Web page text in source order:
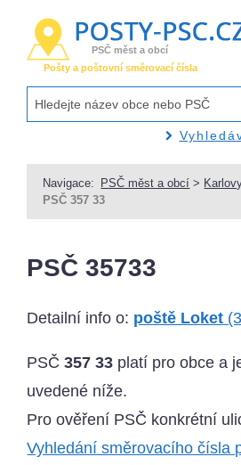
PSČ měst a obcí
Pošty a poštovní směrovací čísla
Navigace: PSČ měst a obcí >
PSČ 357 33
PSČ 35733
Detailní info o: poště Loket
PSČ357 33 platí pro obce a
uvedené níže.
Pro ověření PSČ konkrétní
Vyhledání směrovacího čísla